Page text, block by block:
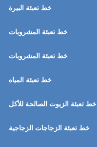
خط تعبئة البيرة
خط تعبئة المشروبات
خط تعبئة المشروبات
خط تعبئة المياه
خط تعبئة الزيوت الصالحة للأكل
خط تعبئة الزجاجات الزجاجية